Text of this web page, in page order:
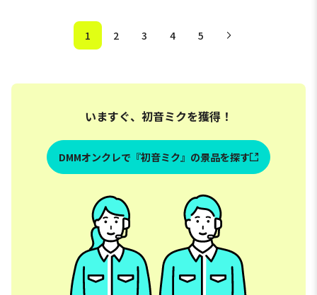
1 2 3 4 5
いますぐ、初音ミクを獲得！
DMMオンクレで『初音ミク』の景品を探す